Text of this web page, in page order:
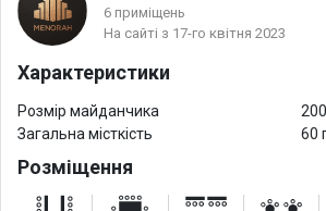
6 приміщень
На сайті з 17-го квітня 2023
Характеристики
Розмір майданчика
Загальна місткість 60
Розміщення